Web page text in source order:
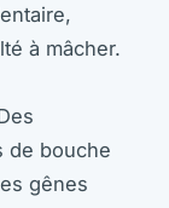
à mâcher.
de bouche
gênes